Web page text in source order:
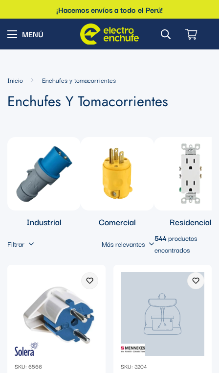
¡Hacemos envíos a todo el Perú!
Inicio Enchufes y tomacorrientes
Enchufes Y Tomacorrientes
Industrial Comercial Residencial
Filtrar Más relevantes
544productos
encontrados
SKU: 6566 SKU: 3204